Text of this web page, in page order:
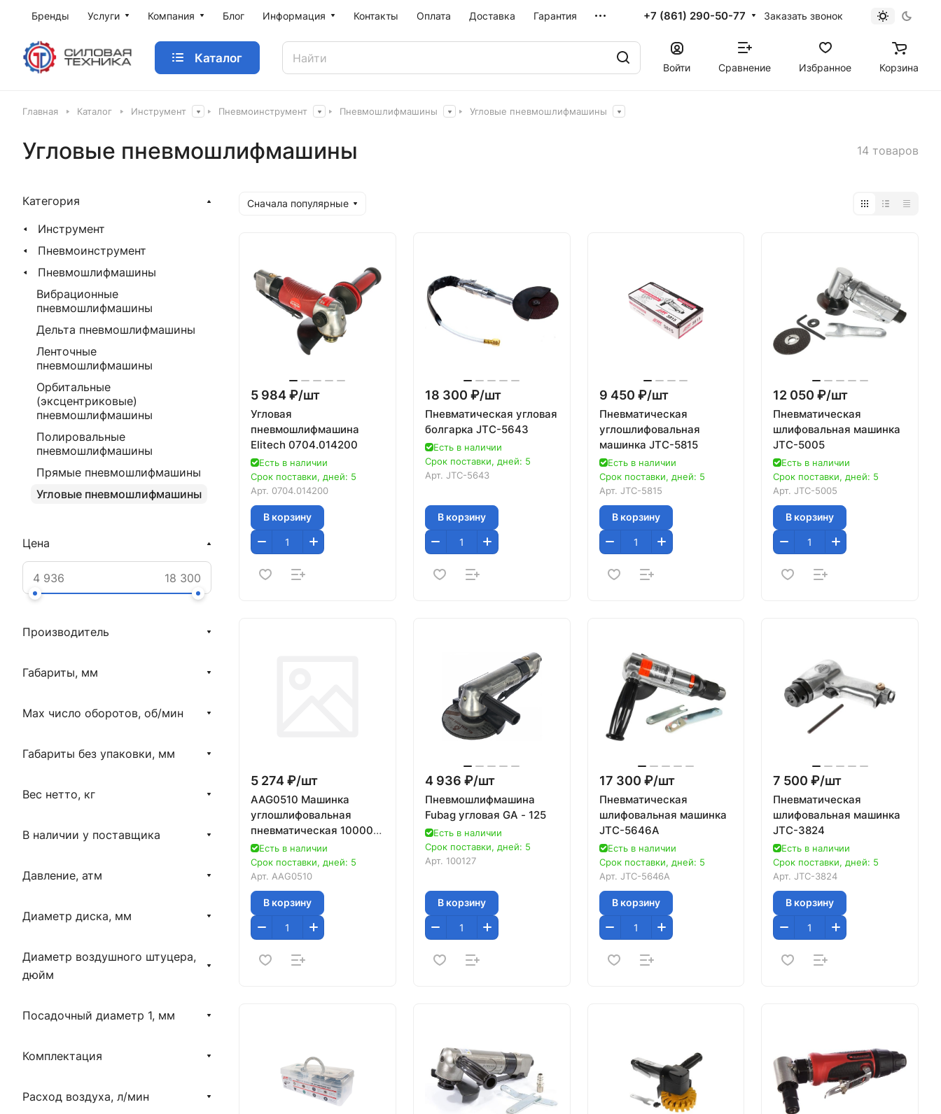
Бренды Услуги Компания Блог Информация Контакты Оплата Доставка Гарантия +7 (861) 290-50-77 Заказать звонок
Каталог
Войти Сравнение Избранное Корзина
Главная Каталог Инструмент Пневмоинструмент Пневмошлифмашины Угловые пневмошлифмашины
Угловые пневмошлифмашины 14 товаров
Сначала популярные
5 984 ₽/шт
Угловая
пневмошлифмашина
Elitech 0704.014200
Есть в наличии
Срок поставки, дней: 5
Арт. 0704.014200
В корзину
18 300 ₽/шт
Пневматическая угловая
болгарка JTC-5643
Есть в наличии
Срок поставки, дней: 5
Арт. JTC-5643
В корзину
9 450 ₽/шт
Пневматическая
углошлифовальная
машинка JTC-5815
Есть в наличии
Срок поставки, дней: 5
Арт. JTC-5815
В корзину
12 050 ₽/шт
Пневматическая
шлифовальная машинка
JTC-5005
Есть в наличии
Срок поставки, дней: 5
Арт.JTC-5005
В корзину
5 274 ₽/шт
AAG0510 Машинка
углошлифовальная
пневматическая 10000
об/мин., 125 мм (52642)
Есть в наличии
Срок поставки, дней: 5
Арт. AAG0510
В корзину
4 936 ₽/шт
Пневмошлифмашина
Fubag угловая GA - 125
Есть в наличии
Срок поставки, дней: 5
Арт. 100127
В корзину
17 300 ₽/шт
Пневматическая
шлифовальная машинка
JTC-5646A
Есть в наличии
Срок поставки, дней: 5
Арт. JTC-5646A
В корзину
7 500 ₽/шт
Пневматическая
шлифовальная машинка
JTC-3824
Есть в наличии
Срок поставки, дней: 5
Арт.JTC-3824
В корзину
Категория
Инструмент
Пневмоинструмент
Пневмошлифмашины
Вибрационные
пневмошлифмашины
Дельта пневмошлифмашины
Ленточные
пневмошлифмашины
Орбитальные
(эксцентриковые)
пневмошлифмашины
Полировальные
пневмошлифмашины
Прямые пневмошлифмашины
Угловые пневмошлифмашины
Цена
Производитель
Габариты, мм
Max число оборотов, об/мин
Габариты без упаковки, мм
Вес нетто, кг
В наличии у поставщика
Давление, атм
Диаметр диска, мм
Диаметр воздушного штуцера,
дюйм
Посадочный диаметр 1, мм
Комплектация
Расход воздуха, л/мин